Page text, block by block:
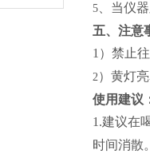
5 、当仪
五、注意
1 ）禁止
2）黄灯
使用建议
1.建议在
时间消散